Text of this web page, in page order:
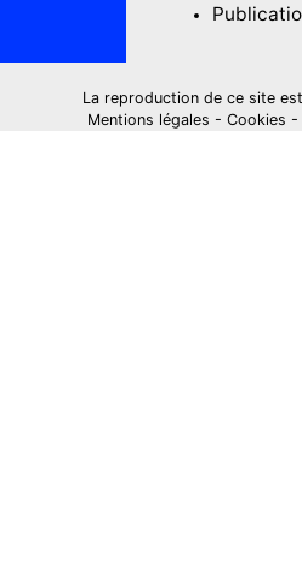
La reproduction de ce site
Mentions légales - Cookies -